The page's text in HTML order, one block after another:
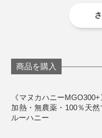
出て話題になりました
いつどこで何が行わ
ての情報を開示していま
マヌカの森・ミツバチ
早速試してみると、本
きかけの口内炎もひど
商品を購入
《マヌカハニー
加熱・無農薬・100％天
ルーハニー